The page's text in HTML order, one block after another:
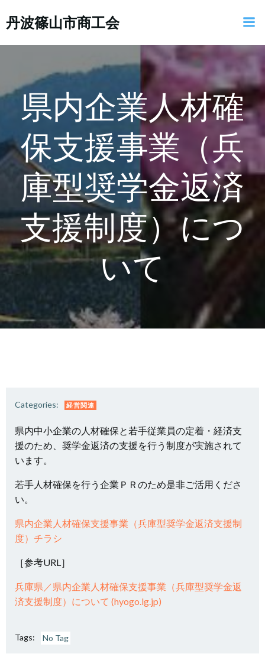
ン
ツ
ス
キ
ッ
プ
丹波篠山市商工会
県内企業人材確
保支援事業（兵
庫型奨学金返済
支援制度）につ
いて
Categories: 経営関連
県内中小企業の人材確保と若手従業員の定着・経済支
援のため、奨学金返済の支援を行う制度が実施されて
います。
若手人材確保を行う企業ＰＲのため是非ご活用くださ
い。
県内企業人材確保支援事業（兵庫型奨学金返済支援制
度）チラシ
［参考URL］
兵庫県／県内企業人材確保支援事業（兵庫型奨学金返
済支援制度）について (hyogo.lg.jp)
Tags: No Tag